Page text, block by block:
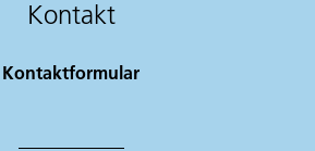
Kontakt
Kontaktformular